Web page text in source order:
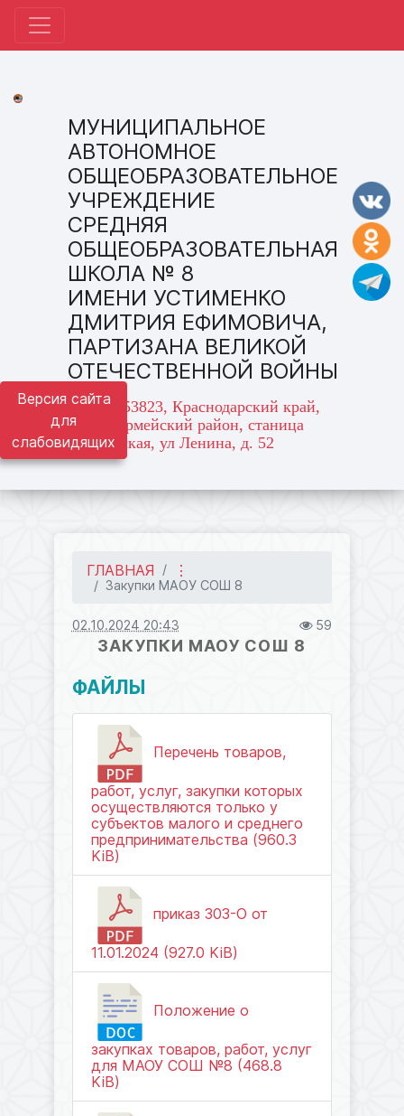
Версия сайта
для
слабовидящих
МУНИЦИПАЛЬНОЕ
АВТОНОМНОЕ
ОБЩЕОБРАЗОВАТЕЛЬНОЕ
УЧРЕЖДЕНИЕ
СРЕДНЯЯ
ОБЩЕОБРАЗОВАТЕЛЬНАЯ
ШКОЛА № 8
ИМЕНИ УСТИМЕНКО
ДМИТРИЯ ЕФИМОВИЧА,
ПАРТИЗАНА ВЕЛИКОЙ
ОТЕЧЕСТВЕННОЙ ВОЙНЫ
адрес: 353823, Краснодарский край,
Красноармейский район, станица
Марьянская, ул Ленина, д. 52
ГЛАВНАЯ ⋮
Закупки МАОУ СОШ 8
02.10.2024 20:43 59
ЗАКУПКИ МАОУ СОШ 8
ФАЙЛЫ
Перечень товаров,
работ, услуг, закупки которых
осуществляются только у
субъектов малого и среднего
предпринимательства (960.3
KiB)
приказ 303-О от
11.01.2024 (927.0 KiB)
Положение о
закупках товаров, работ, услуг
для МАОУ СОШ №8 (468.8
KiB)